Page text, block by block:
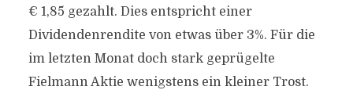
€ 1,85 gezahlt. Dies entspricht einer
Dividendenrendite von etwas über 3%. Für die
im letzten Monat doch stark geprügelte
Fielmann Aktie wenigstens ein kleiner Trost.